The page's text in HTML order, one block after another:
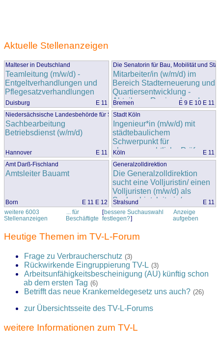
Aktuelle Stellenanzeigen
Malteser in Deutschland
Teamleitung (m/w/d) -
Entgeltverhandlungen und
Pflegesatzverhandlungen
Duisburg E 11
Die Senatorin für Bau, Mobilität und
Mitarbeiter/in (w/m/d) im
Bereich Stadterneuerung und
Quartiersentwicklung -
Abteilung „Regional- und
Stadtentwicklung,
Stadtumbau,
Wohnungswesen“
(2026/220-6)
Bremen
E 9 E 10 E 11
Niedersächsische Landesbehörde für Straßenbau und Verkehr, Lingen
Sachbearbeitung
Betriebsdienst (w/m/d)
Hannover E 11
Stadt Köln
Ingenieur*in (m/w/d) mit
städtebaulichem
Schwerpunkt für
planungsrechtliche Prüfung
Köln
E 11
Amt Darß-Fischland
Amtsleiter Bauamt
Born E 11 E 12
Generalzolldirektion
Die Generalzolldirektion
sucht eine Volljuristin/ einen
Volljuristen (m/w/d) als
Sachgebietsleiterin/
Sachgebietsleiter G -
Vollstreckung - beim
Stralsund
E 11
weitere 6003
Stellenanzeigen
... für
Beschäftigte
[bessere Suchauswahl
festlegen?]
Anzeige
aufgeben
Heutige Themen im TV-L-Forum
Frage zu Verbraucherschutz (3)
Rückwirkende Eingruppierung TV-L (3)
Arbeitsunfähigkeitsbescheinigung (AU) künftig schon
ab dem ersten Tag (6)
Betrifft das neue Krankemeldegesetz uns auch? (26)
zur Übersichtsseite des TV-L-Forums
weitere Informationen zum TV-L